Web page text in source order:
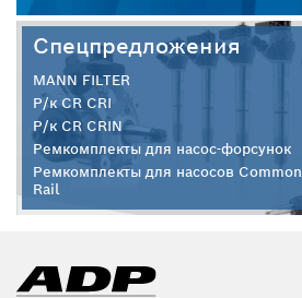
Спецпредложения
MANN FILTER
Р/к CR CRI
Р/к CR CRIN
Ремкомплекты для насос-форсунок
Ремкомплекты для насосов Common
Rail